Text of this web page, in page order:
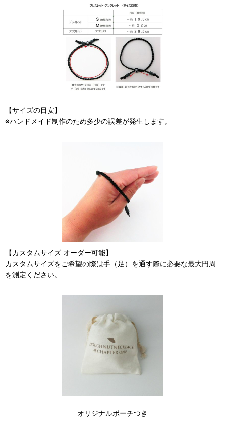
【サイズの目安】
※ハンドメイド制作のため多少の誤差が発生します。
【カスタムサイズ オーダー可能】
カスタムサイズをご希望の際は手（足）を通す際に必要な最大円周
を測定ください。
オリジナルポーチつき